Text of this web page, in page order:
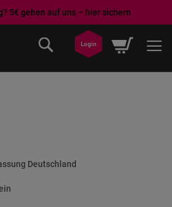
5€ gehen auf uns – hier sichern
Mein
Login
Deutschland